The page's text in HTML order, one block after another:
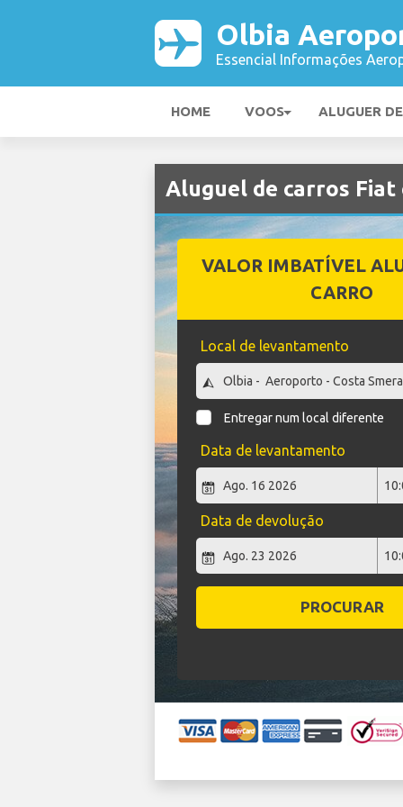
Olbia
Essencial Informações
HOME VOOS ALUGUER
Aluguel de carros
VALOR IMBATÍVEL
CARRO
Local de levantamento
Entregar num local diferente
Data de levantamento
Data de devolução
PROCURAR